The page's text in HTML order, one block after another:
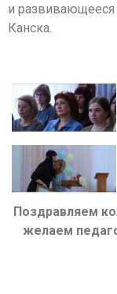
и
Канска.
Поздравляем
желаем